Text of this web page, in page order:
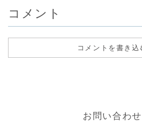
コメント
コメントを書き込
お問い合わせ